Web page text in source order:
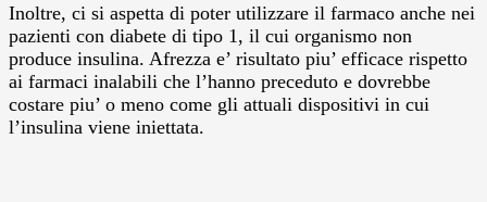
Inoltre, ci si aspetta di poter utilizzare il farmaco anche nei
pazienti con diabete di tipo 1, il cui organismo non
produce insulina. Afrezza e’ risultato piu’ efficace rispetto
ai farmaci inalabili che l’hanno preceduto e dovrebbe
costare piu’ o meno come gli attuali dispositivi in cui
l’insulina viene iniettata.